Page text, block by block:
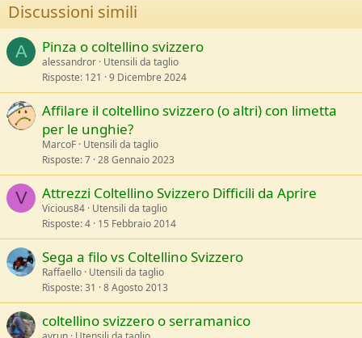
Discussioni simili
A Pinza o coltellino svizzero
alessandror Utensili da taglio
Risposte 121 9 Dicembre 2024
Affilare il coltellino svizzero (o altri) con limetta
per le unghie?
MarcoF Utensili da taglio
Risposte 7 28 Gennaio 2023
V Attrezzi Coltellino Svizzero Difficili da Aprire
Vicious84 Utensili da taglio
Risposte 4 15 Febbraio 2014
Sega a filo vs Coltellino Svizzero
Raffaello Utensili da taglio
Risposte 31 8 Agosto 2013
coltellino svizzero o serramanico